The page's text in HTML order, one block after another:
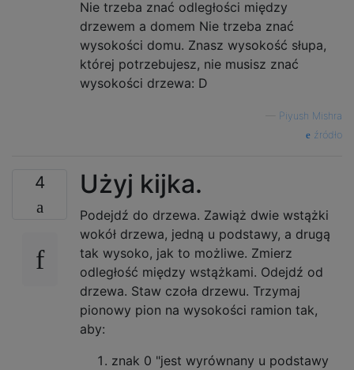
Nie trzeba znać odległości między
drzewem a domem Nie trzeba znać
wysokości domu. Znasz wysokość słupa,
której potrzebujesz, nie musisz znać
wysokości drzewa: D
Piyush Mishra
źródło
4 Użyj kijka.
Podejdź do drzewa. Zawiąż dwie wstążki
wokół drzewa, jedną u podstawy, a drugą
tak wysoko, jak to możliwe. Zmierz
odległość między wstążkami. Odejdź od
drzewa. Staw czoła drzewu. Trzymaj
pionowy pion na wysokości ramion tak,
aby:
znak 0 "jest wyrównany u podstawy